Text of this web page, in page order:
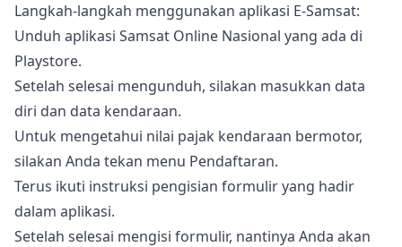
Langkah-langkah menggunakan aplikasi E-Samsat:
Unduh aplikasi Samsat Online Nasional yang ada di
Playstore.
Setelah selesai mengunduh, silakan masukkan data
diri dan data kendaraan.
Untuk mengetahui nilai pajak kendaraan bermotor,
silakan Anda tekan menu Pendaftaran.
Terus ikuti instruksi pengisian formulir yang hadir
dalam aplikasi.
Setelah selesai mengisi formulir, nantinya Anda akan